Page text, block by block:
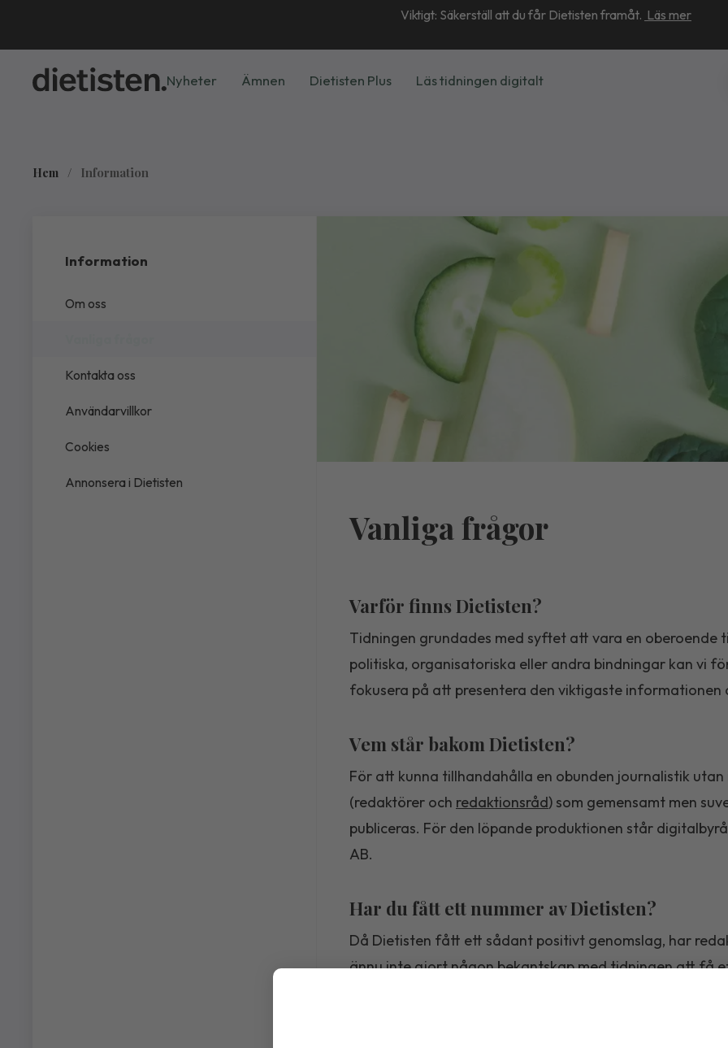
Viktigt: Säkerställ att du får Dietisten framåt. Läs mer
Nyheter Ämnen Dietisten Plus Läs tidningen digitalt
Hem / Information
Information
Om oss
Kontakta oss
Användarvillkor
Cookies
Annonsera i Dietisten
Vanliga frågor
Varför finns Dietisten?
Tidningen grundades med syftet att vara en oberoende
politiska, organisatoriska eller andra bindningar kan vi
fokusera på att presentera den viktigaste informationen
Vem står bakom Dietisten?
För att kunna tillhandahålla en obunden journalistik
(redaktörer och redaktionsråd) som gemensamt men
publiceras. För den löpande produktionen står
AB.
Har du fått ett nummer av Dietisten?
Då Dietisten fått ett sådant positivt genomslag, har
ännu inte gjort någon bekantskap med tidningen att få
huruvida man fortsättningsvis vill ta del av den. Om